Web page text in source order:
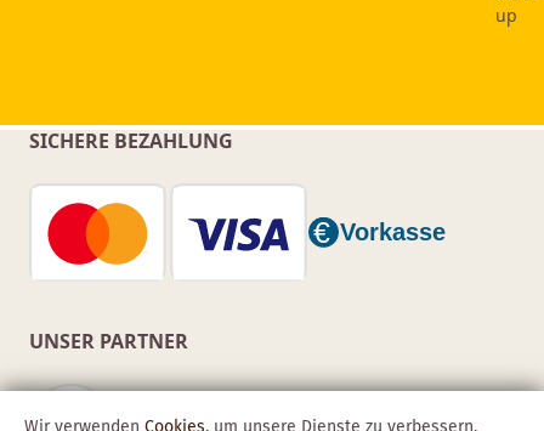
SICHERE BEZAHLUNG
UNSER PARTNER